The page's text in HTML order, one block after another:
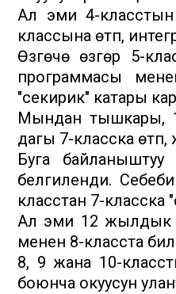
Ал эми 4-
классына өтүп,
Өзгөчө өзгөрүү 5-
программасы
"секирик" катары
Мындан тышкары,
дагы 7-класска
Буга
белгиленди.
класстан 7-класска
Ал эми 12 жылдык
менен 8-класста
8, 9 жана 10-
боюнча окуусун